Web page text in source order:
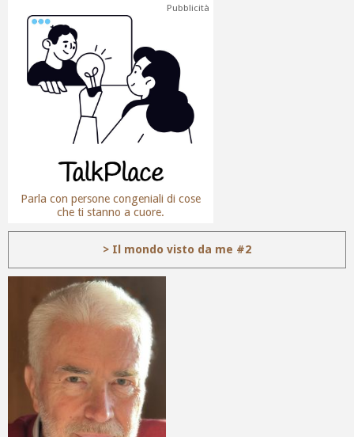
Pubblicità
Parla con persone congeniali di cose
che ti stanno a cuore.
> Il mondo visto da me #2